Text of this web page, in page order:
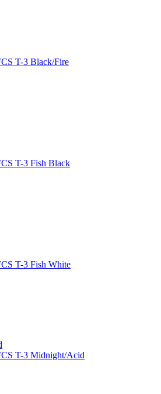
T-3 Black/Fire
T-3 Fish Black
T-3 Fish White
T-3 Midnight/Acid